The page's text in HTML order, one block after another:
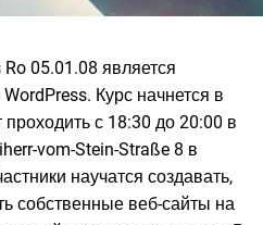
05.01.08 является
Курс начнется в
проходить с 18:30 до 20:00 в
vom-Stein-Straße 8 в
научатся создавать,
собственные веб-сайты на